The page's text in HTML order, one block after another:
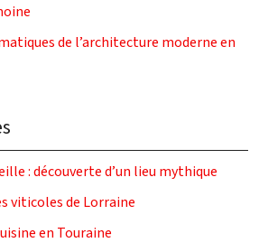
de l’architecture moderne en
: découverte d’un lieu mythique
viticoles de Lorraine
en Touraine